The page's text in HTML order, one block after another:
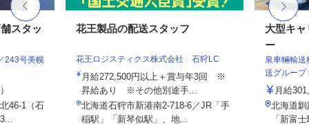
スタッ
243号美幌
46-1（石
花王製品の配送スタッフ
花王ロジスティクス株式会社 石狩LC
月給272,500円以上＋賞与年3回 ※
昇給あり ※その他別途手...
北海道石狩市新港南2-718-6／JR「手
稲駅」「新琴似駅」、地...
大型キ
ー
泉車輛輸
送グループ
月給
北海道釧
「新富